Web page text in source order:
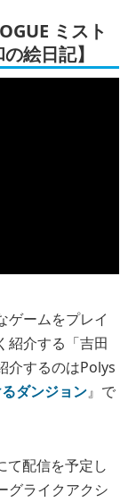
ミスト
絵日記】
ゲームをプレイ
紹介する「吉田
介するのはPolys
ダンジョン』で
て配信を予定し
グライクアクシ